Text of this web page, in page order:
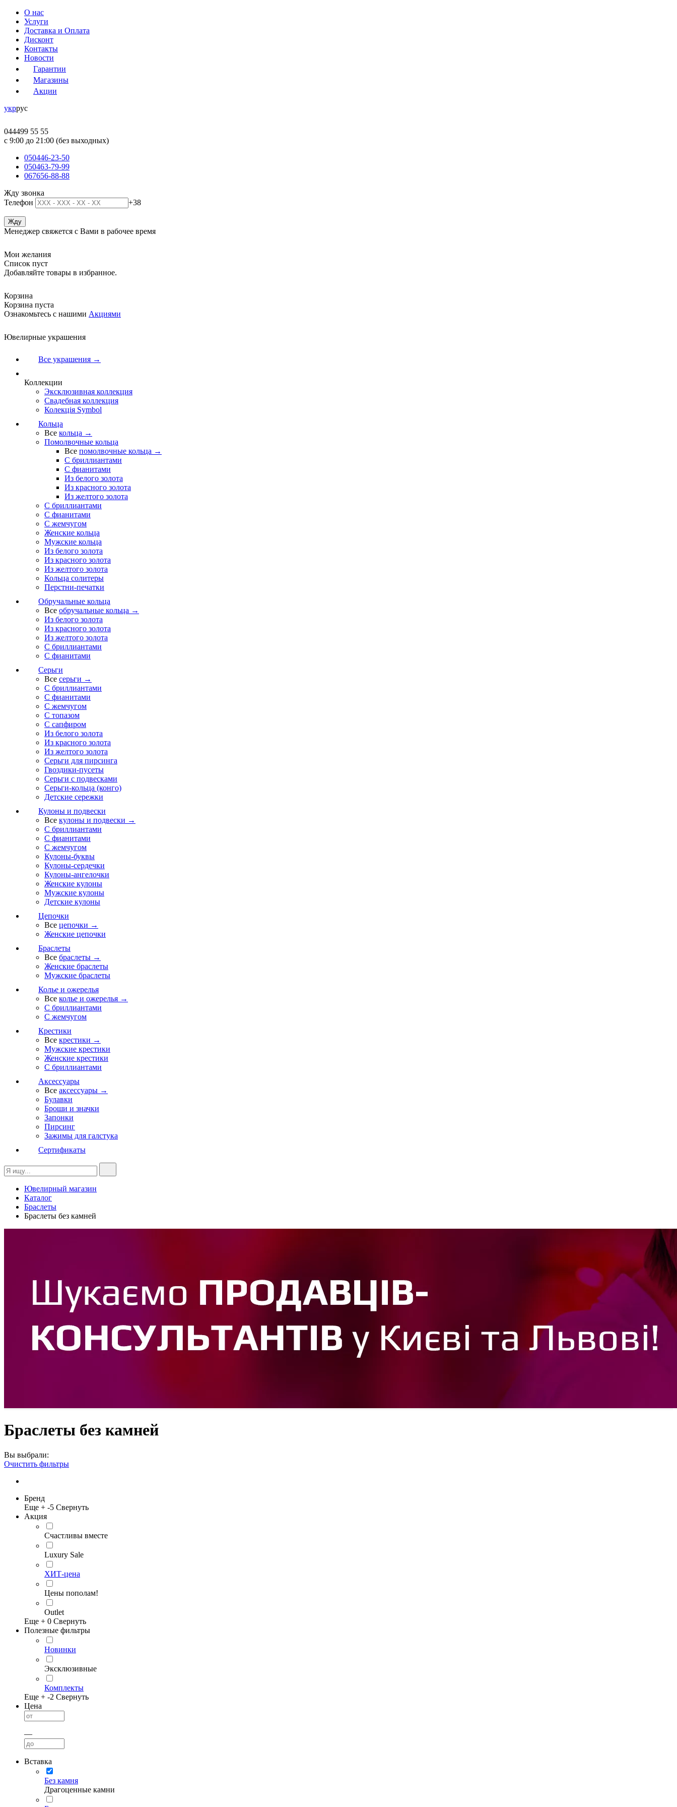
О нас
Услуги
Доставка и Оплата
Дисконт
Контакты
Новости
Гарантии
Магазины
Акции
укррус
044499 55 55
c 9:00 до 21:00 (без выходных)
050446-23-50
050463-79-99
067656-88-88
Жду звонка
Телефон
+38
Менеджер свяжется с Вами в рабочее время
Мои желания
Список пуст
Добавляйте товары в избранное.
Корзина
Корзина пуста
Ознакомьтесь с нашими Акциями
Ювелирные украшения
Все украшения →
Коллекции
Эксклюзивная коллекция
Свадебная коллекция
Колекція Symbol
Кольца
Все кольца →
Помолвочные кольца
Все помолвочные кольца →
С бриллиантами
С фианитами
Из белого золота
Из красного золота
Из желтого золота
С бриллиантами
С фианитами
С жемчугом
Женские кольца
Мужские кольца
Из белого золота
Из красного золота
Из желтого золота
Кольца солитеры
Перстни-печатки
Обручальные кольца
Все обручальные кольца →
Из белого золота
Из красного золота
Из желтого золота
С бриллиантами
С фианитами
Серьги
Все серьги →
С бриллиантами
С фианитами
С жемчугом
С топазом
С сапфиром
Из белого золота
Из красного золота
Из желтого золота
Серьги для пирсинга
Гвоздики-пусеты
Серьги с подвесками
Серьги-кольца (конго)
Детские сережки
Кулоны и подвески
Все кулоны и подвески →
С бриллиантами
С фианитами
С жемчугом
Кулоны-буквы
Кулоны-сердечки
Кулоны-ангелочки
Женские кулоны
Мужские кулоны
Детские кулоны
Цепочки
Все цепочки →
Женские цепочки
Браслеты
Все браслеты →
Женские браслеты
Мужские браслеты
Колье и ожерелья
Все колье и ожерелья →
С бриллиантами
С жемчугом
Крестики
Все крестики →
Мужские крестики
Женские крестики
С бриллиантами
Аксессуары
Все аксессуары →
Булавки
Броши и значки
Запонки
Пирсинг
Зажимы для галстука
Сертификаты
Ювелирный магазин
Каталог
Браслеты
Браслеты без камней
Браслеты без камней
Вы выбрали:
Очистить фильтры
Бренд
Еще + -5 Свернуть
Акция
Счастливы вместе
Luxury Sale
ХИТ-цена
Цены пополам!
Outlet
Еще + 0 Свернуть
Полезные фильтры
Новинки
Эксклюзивные
Комплекты
Еще + -2 Свернуть
Цена
—
Вставка
Без камня
Драгоценные камни